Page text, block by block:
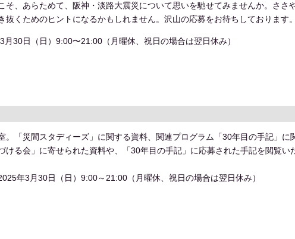
そ、あらためて、阪神・淡路大震災について思いを馳せてみませんか。ささ
抜くためのヒントになるかもしれません。沢山の応募をお待ちしております
30日（日）9:00〜21:00（月曜休、祝日の場合は翌日休み）
。「災間スタディーズ」に関する資料、関連プログラム「30年目の手記」
ける会」に寄せられた資料や、「30年目の手記」に応募された手記を閲覧
年3月30日（日）9:00～21:00（月曜休、祝日の場合は翌日休み）